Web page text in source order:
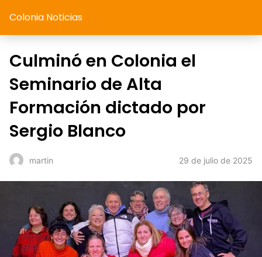
Colonia Noticias
Culminó en Colonia el
Seminario de Alta
Formación dictado por
Sergio Blanco
martin 29 de julio de 2025